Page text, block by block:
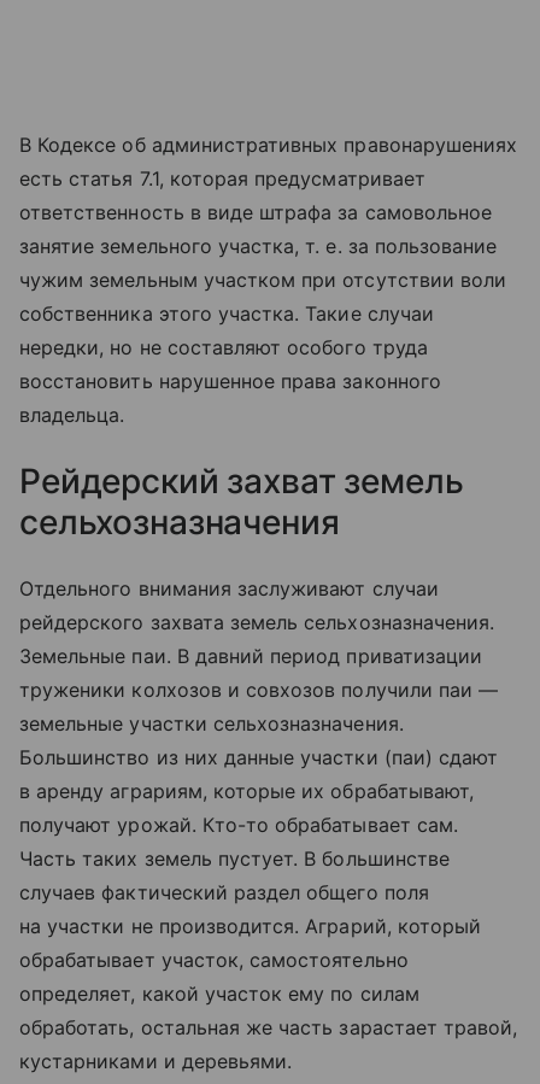
В Кодексе об административных правонарушениях
есть статья 7.1, которая предусматривает
ответственность в виде штрафа за самовольное
занятие земельного участка, т. е. за пользование
чужим земельным участком при отсутствии воли
собственника этого участка. Такие случаи
нередки, но не составляют особого труда
восстановить нарушенное права законного
владельца.
Рейдерский захват земель
сельхозназначения
Отдельного внимания заслуживают случаи
рейдерского захвата земель сельхозназначения.
Земельные паи. В давний период приватизации
труженики колхозов и совхозов получили паи —
земельные участки сельхозназначения.
Большинство из них данные участки (паи) сдают
в аренду аграриям, которые их обрабатывают,
получают урожай. Кто-то обрабатывает сам.
Часть таких земель пустует. В большинстве
случаев фактический раздел общего поля
на участки не производится. Аграрий, который
обрабатывает участок, самостоятельно
определяет, какой участок ему по силам
обработать, остальная же часть зарастает травой,
кустарниками и деревьями.